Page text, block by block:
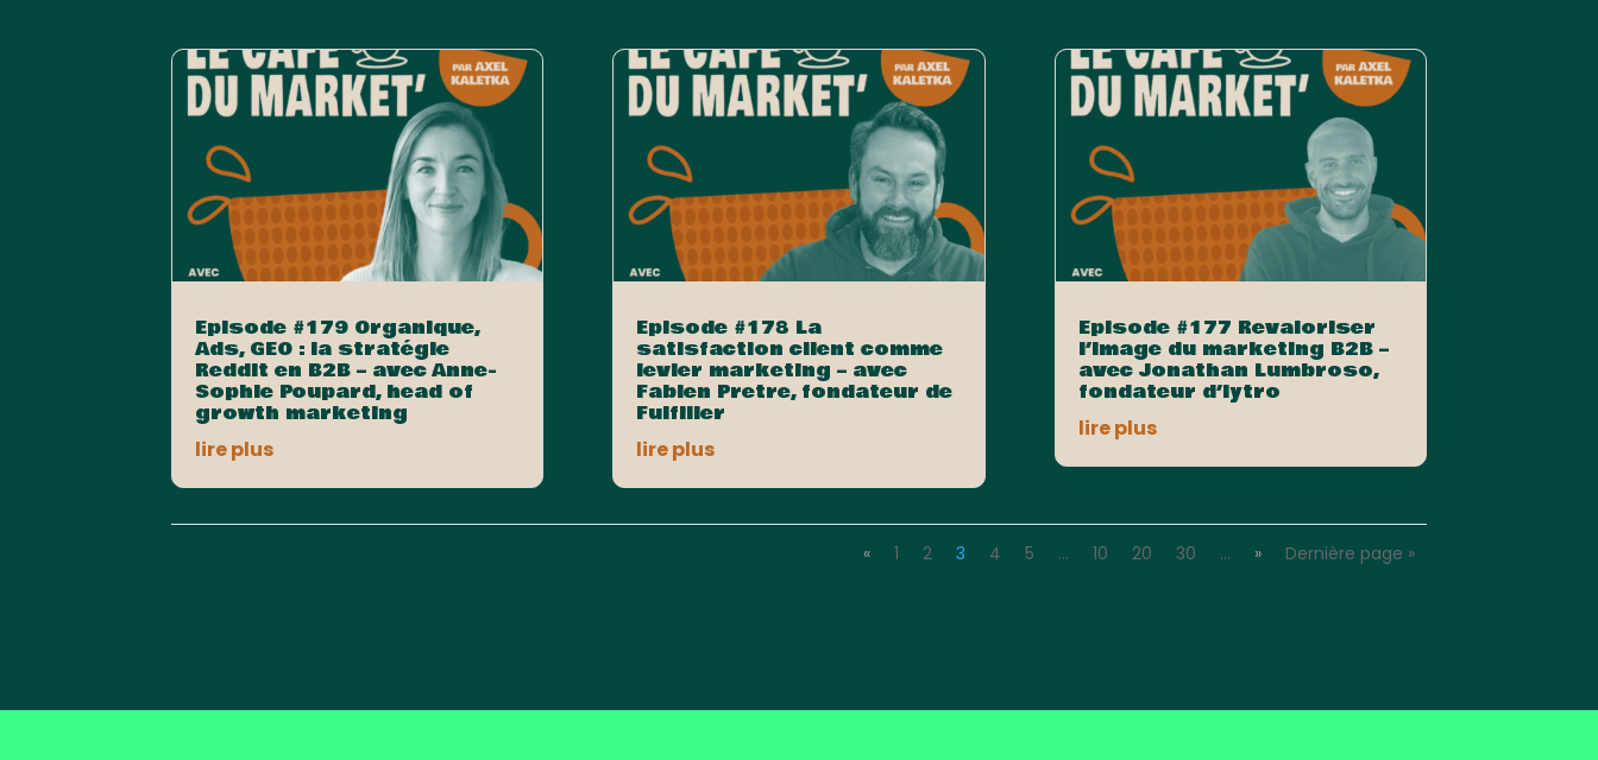
Episode #179 Organique,
Ads, GEO : la stratégie
Reddit en B2B – avec Anne-
Sophie Poupard, head of
growth marketing
lire plus
Episode #178 La
satisfaction client comme
levier marketing – avec
Fabien Pretre, fondateur de
Fulfiller
lire plus
Episode #177 Revaloriser
l’image du marketing B2B –
avec Jonathan Lumbroso,
fondateur d’Iytro
lire plus
« 1 2 3 4 5 … 10 20 30 … » Dernière page »